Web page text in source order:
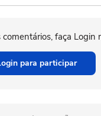
faça Login
para participar